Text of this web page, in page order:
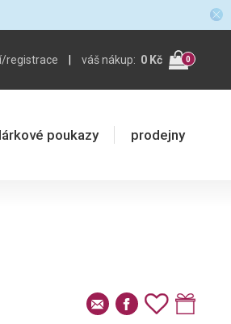
registrace | váš nákup: 0 Kč 0
poukazy prodejny